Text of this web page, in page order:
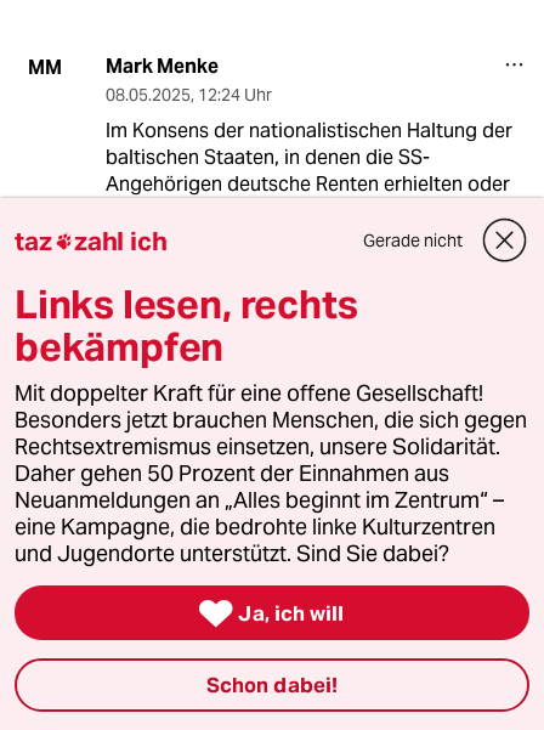
MM Mark Menke
08.05.2025, 12:24 Uhr
Im Konsens der nationalistischen Haltung der
baltischen Staaten, in denen die SS-
Angehörigen deutsche Renten erhielten oder
bezeichneten Kolaborateur als Nationalhelden
gekommen sind.
Auf der einen Seite pompöse Militärparaden,
auf der anderen Seite internationale
Verbindungen wie damals.
Wie das zu Frieden für die betroffenen
Menschen selbst führen soll,erschließt sich
wohl nur den Kriegstüchtigsten, denen bessere
Lösungen wohl unbekannt.
VM Volker Maerz
08.05.2025,15:17 Uhr
@Mark Menke:
taz zahl ich Gerade nicht
Links lesen, rechts
bekämpfen
Mit doppelter Kraft für eine offene Gesellschaft!
Besonders jetzt brauchen Menschen, die sich gegen
Rechtsextremismus einsetzen, unsere Solidarität.
Daher gehen 50 Prozent der Einnahmen aus
Neuanmeldungen an „Alles beginnt im Zentrum“ –
eine Kampagne, die bedrohte linke Kulturzentren
und Jugendorte unterstützt. Sind Sie dabei?
 Ja, ich will
Schon dabei!